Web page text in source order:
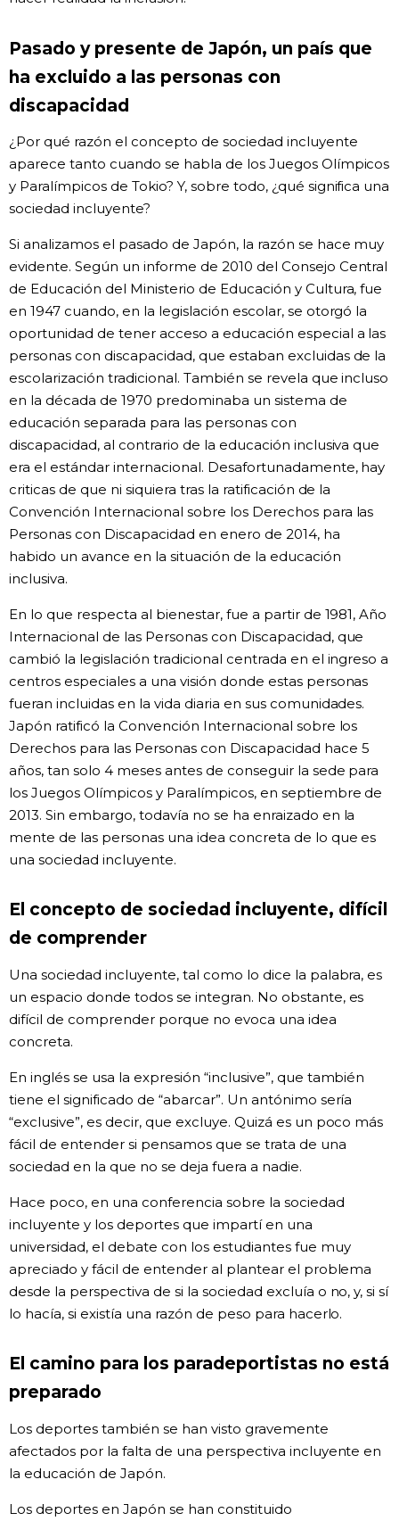
Pasado y presente de Japón, un país que
ha excluido a las personas con
discapacidad
¿Por qué razón el concepto de sociedad incluyente
aparece tanto cuando se habla de los Juegos Olímpicos
y Paralímpicos de Tokio? Y, sobre todo, ¿qué significa una
sociedad incluyente?
Si analizamos el pasado de Japón, la razón se hace muy
evidente. Según un informe de 2010 del Consejo Central
de Educación del Ministerio de Educación y Cultura, fue
en 1947 cuando, en la legislación escolar, se otorgó la
oportunidad de tener acceso a educación especial a las
personas con discapacidad, que estaban excluidas de la
escolarización tradicional. También se revela que incluso
en la década de 1970 predominaba un sistema de
educación separada para las personas con
discapacidad, al contrario de la educación inclusiva que
era el estándar internacional. Desafortunadamente, hay
criticas de que ni siquiera tras la ratificación de la
Convención Internacional sobre los Derechos para las
Personas con Discapacidad en enero de 2014, ha
habido un avance en la situación de la educación
inclusiva.
En lo que respecta al bienestar, fue a partir de 1981, Año
Internacional de las Personas con Discapacidad, que
cambió la legislación tradicional centrada en el ingreso a
centros especiales a una visión donde estas personas
fueran incluidas en la vida diaria en sus comunidades.
Japón ratificó la Convención Internacional sobre los
Derechos para las Personas con Discapacidad hace 5
años, tan solo 4 meses antes de conseguir la sede para
los Juegos Olímpicos y Paralímpicos, en septiembre de
2013. Sin embargo, todavía no se ha enraizado en la
mente de las personas una idea concreta de lo que es
una sociedad incluyente.
El concepto de sociedad incluyente, difícil
de comprender
Una sociedad incluyente, tal como lo dice la palabra, es
un espacio donde todos se integran. No obstante, es
difícil de comprender porque no evoca una idea
concreta.
En inglés se usa la expresión “inclusive”, que también
tiene el significado de “abarcar”. Un antónimo sería
“exclusive”, es decir, que excluye. Quizá es un poco más
fácil de entender si pensamos que se trata de una
sociedad en la que no se deja fuera a nadie.
Hace poco, en una conferencia sobre la sociedad
incluyente y los deportes que impartí en una
universidad, el debate con los estudiantes fue muy
apreciado y fácil de entender al plantear el problema
desde la perspectiva de si la sociedad excluía o no, y, si sí
lo hacía, si existía una razón de peso para hacerlo.
El camino para los paradeportistas no está
preparado
Los deportes también se han visto gravemente
afectados por la falta de una perspectiva incluyente en
la educación de Japón.
Los deportes en Japón se han constituido